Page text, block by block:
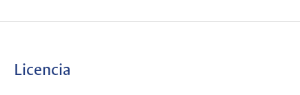
Licencia